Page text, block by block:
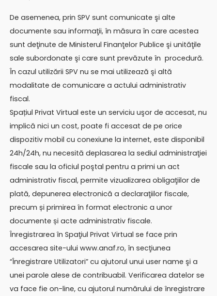
De asemenea, prin SPV sunt comunicate şi alte
documente sau informaţii, în măsura în care acestea
sunt deţinute de Ministerul Finanţelor Publice şi unităţile
sale subordonate şi care sunt prevăzute în procedură.
În cazul utilizării SPV nu se mai utilizează şi altă
modalitate de comunicare a actului administrativ
fiscal.
Spațiul Privat Virtual este un serviciu uşor de accesat, nu
implică nici un cost, poate fi accesat de pe orice
dispozitiv mobil cu conexiune la internet, este disponibil
24h/24h, nu necesită deplasarea la sediul administraţiei
fiscale sau la oficiul poştal pentru a primi un act
administrativ fiscal, permite vizualizarea obligaţiilor de
plată, depunerea electronică a declaraţiilor fiscale,
precum și primirea în format electronic a unor
documente și acte administrativ fiscale.
Înregistrarea în Spaţiul Privat Virtual se face prin
accesarea site-ului www.anaf.ro, în secţiunea
“Înregistrare Utilizatori” cu ajutorul unui user name şi a
unei parole alese de contribuabil. Verificarea datelor se
va face fie on-line, cu ajutorul numărului de înregistrare